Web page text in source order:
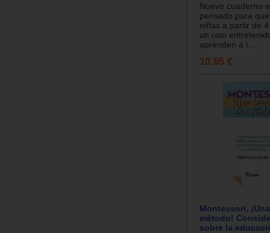
Nuevo cuaderno
pensado para
niñas a partir de
un rato
aprenden a l...
10.95 €
Montessori,
método!
sobre la